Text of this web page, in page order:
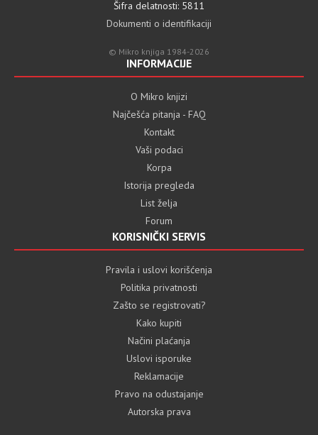
Šifra delatnosti: 5811
Dokumenti o identifikaciji
© Mikro knjiga 1984-2026
INFORMACIJE
O Mikro knjizi
Najčešća pitanja - FAQ
Kontakt
Vaši podaci
Korpa
Istorija pregleda
List želja
Forum
KORISNIČKI SERVIS
Pravila i uslovi korišćenja
Politika privatnosti
Zašto se registrovati?
Kako kupiti
Načini plaćanja
Uslovi isporuke
Reklamacije
Pravo na odustajanje
Autorska prava